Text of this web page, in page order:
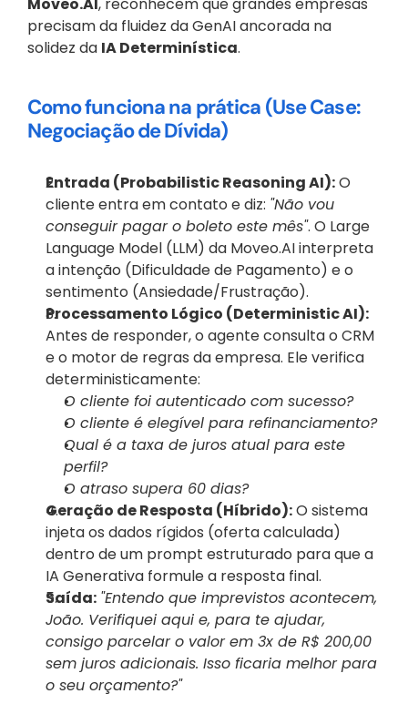
precisam da fluidez da GenAI ancorada na
solidez da IA Determinística.
Como funciona na prática (Use Case:
Negociação de Dívida)
Entrada (Probabilistic Reasoning AI): O
cliente entra em contato e diz: "Não vou
conseguir pagar o boleto este mês". O Large
Language Model (LLM) da Moveo.AI interpreta
a intenção (Dificuldade de Pagamento) e o
sentimento (Ansiedade/Frustração).
Processamento Lógico (Deterministic AI):
Antes de responder, o agente consulta o CRM
e o motor de regras da empresa. Ele verifica
deterministicamente:
O cliente foi autenticado com sucesso?
O cliente é elegível para refinanciamento?
Qual é a taxa de juros atual para este
perfil?
O atraso supera 60 dias?
Geração de Resposta (Híbrido): O sistema
injeta os dados rígidos (oferta calculada)
dentro de um prompt estruturado para que a
IA Generativa formule a resposta final.
Saída: "Entendo que imprevistos acontecem,
João. Verifiquei aqui e, para te ajudar,
consigo parcelar o valor em 3x de R$ 200,00
sem juros adicionais. Isso ficaria melhor para
o seu orçamento?"